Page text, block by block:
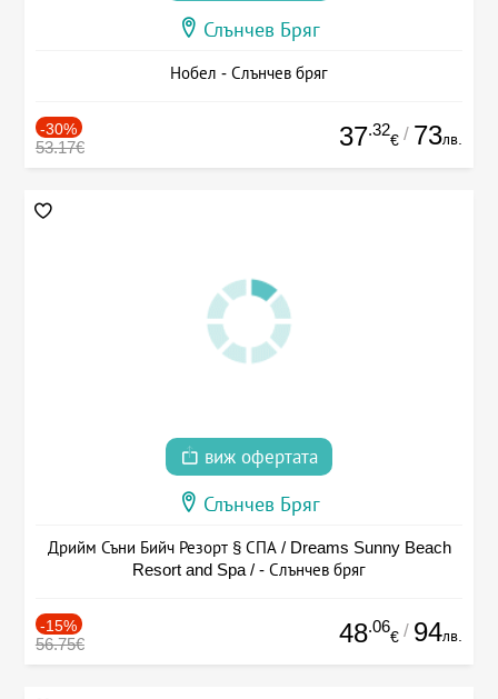
Слънчев Бряг
Нобел - Слънчев бряг
-30%
53.17€ 37.32
€ / 73лв.
виж офертата
Слънчев Бряг
Дрийм Съни Бийч Резорт § СПА / Dreams Sunny Beach
Resort and Spa / - Слънчев бряг
-15%
56.75€ 48.06
€ / 94лв.